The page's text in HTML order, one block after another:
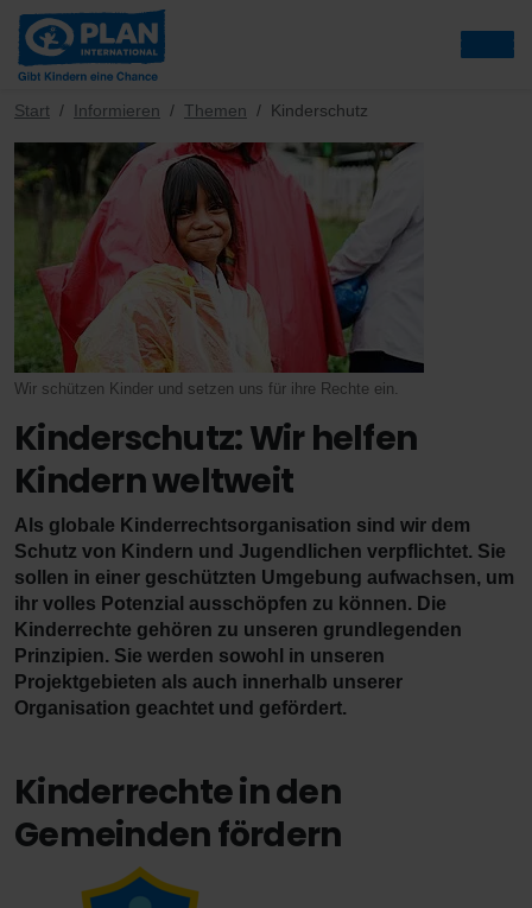
Start Informieren Themen Kinderschutz
Wir schützen Kinder und setzen uns für ihre Rechte ein.
Kinderschutz: Wir helfen
Kindern weltweit
Als globale Kinderrechtsorganisation sind wir dem
Schutz von Kindern und Jugendlichen verpflichtet. Sie
sollen in einer geschützten Umgebung aufwachsen, um
ihr volles Potenzial ausschöpfen zu können. Die
Kinderrechte gehören zu unseren grundlegenden
Prinzipien. Sie werden sowohl in unseren
Projektgebieten als auch innerhalb unserer
Organisation geachtet und gefördert.
Kinderrechte in den
Gemeinden fördern